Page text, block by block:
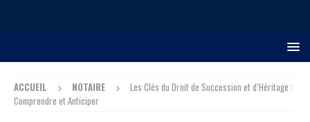
ACCUEIL NOTAIRE
Les Clés du Droit de Succession et d’Héritage :
Comprendre et Anticiper